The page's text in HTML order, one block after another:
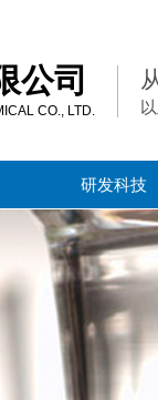
公司
CO., LTD.
研发科技